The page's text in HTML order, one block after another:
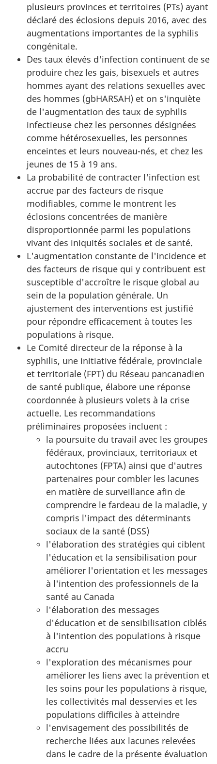
plusieurs provinces et territoires (PTs) ayant
déclaré des éclosions depuis 2016, avec des
augmentations importantes de la syphilis
congénitale.
Des taux élevés d'infection continuent de se
produire chez les gais, bisexuels et autres
hommes ayant des relations sexuelles avec
des hommes (gbHARSAH) et on s'inquiète
de l'augmentation des taux de syphilis
infectieuse chez les personnes désignées
comme hétérosexuelles, les personnes
enceintes et leurs nouveau-nés, et chez les
jeunes de 15 à 19 ans.
La probabilité de contracter l'infection est
accrue par des facteurs de risque
modifiables, comme le montrent les
éclosions concentrées de manière
disproportionnée parmi les populations
vivant des iniquités sociales et de santé.
L'augmentation constante de l'incidence et
des facteurs de risque qui y contribuent est
susceptible d'accroître le risque global au
sein de la population générale. Un
ajustement des interventions est justifié
pour répondre efficacement à toutes les
populations à risque.
Le Comité directeur de la réponse à la
syphilis, une initiative fédérale, provinciale
et territoriale (FPT) du Réseau pancanadien
de santé publique, élabore une réponse
coordonnée à plusieurs volets à la crise
actuelle. Les recommandations
préliminaires proposées incluent :
la poursuite du travail avec les groupes
fédéraux, provinciaux, territoriaux et
autochtones (FPTA) ainsi que d'autres
partenaires pour combler les lacunes
en matière de surveillance afin de
comprendre le fardeau de la maladie, y
compris l'impact des déterminants
sociaux de la santé (DSS)
l'élaboration des stratégies qui ciblent
l'éducation et la sensibilisation pour
améliorer l'orientation et les messages
à l'intention des professionnels de la
santé au Canada
l'élaboration des messages
d'éducation et de sensibilisation ciblés
à l'intention des populations à risque
accru
l'exploration des mécanismes pour
améliorer les liens avec la prévention et
les soins pour les populations à risque,
les collectivités mal desservies et les
populations difficiles à atteindre
l'envisagement des possibilités de
recherche liées aux lacunes relevées
dans le cadre de la présente évaluation